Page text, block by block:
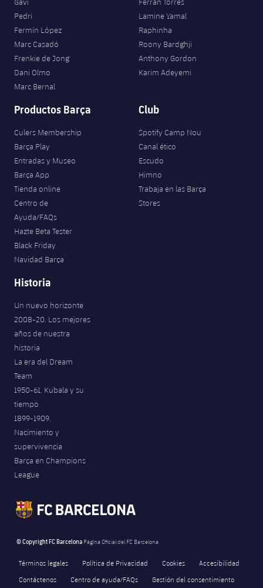
Gavi
Pedri
Fermín López
Marc Casadó
Frenkie de Jong
Dani Olmo
Marc Bernal
Ferran Torres
Lamine Yamal
Raphinha
Roony Bardghji
Anthony Gordon
Karim Adeyemi
Productos Barça
Culers Membership
Barça Play
Entradas y Museo
Barça App
Tienda online
Centro de
Ayuda/FAQs
Hazte Beta Tester
Black Friday
Navidad Barça
Club
Spotify Camp Nou
Canal ético
Escudo
Himno
Trabaja en las Barça
Stores
Historia
Un nuevo horizonte
2008-20. Los mejores
años de nuestra
historia
La era del Dream
Team
1950-61. Kubala y su
tiempo
1899-1909.
Nacimiento y
supervivencia
Barça en Champions
League
© Copyright FC Barcelona Página Oficial del FC Barcelona
Términos legales Política de Privacidad Cookies
Accesibilidad
Contáctenos
Centro de ayuda/FAQs Gestión del consentimiento